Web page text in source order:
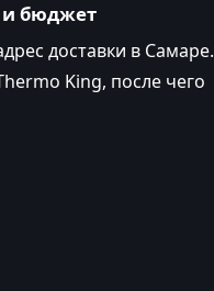
и бюджет
доставки в Самаре.
King, после чего